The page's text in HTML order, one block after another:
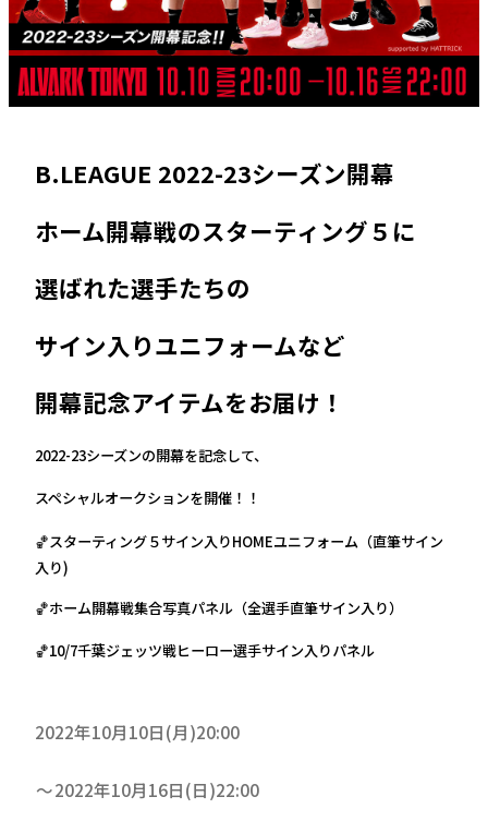
B.LEAGUE 2022-23シーズン開幕
ホーム開幕戦のスターティング５に
選ばれた選手たちの
サイン入りユニフォームなど
開幕記念アイテムをお届け！
2022-23シーズンの開幕を記念して、
スペシャルオークションを開催！！
🏀スターティング５サイン入りHOMEユニフォーム（直筆サイン
入り)
🏀ホーム開幕戦集合写真パネル（全選手直筆サイン入り）
🏀10/7千葉ジェッツ戦ヒーロー選手サイン入りパネル
2022年10月10日(月)20:00
2022年10月16日(日)22:00